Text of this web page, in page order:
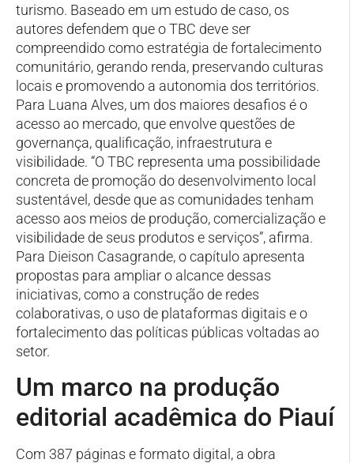
turismo. Baseado em um estudo de caso, os
autores defendem que o TBC deve ser
compreendido como estratégia de fortalecimento
comunitário, gerando renda, preservando culturas
locais e promovendo a autonomia dos territórios.
Para Luana Alves, um dos maiores desafios é o
acesso ao mercado, que envolve questões de
governança, qualificação, infraestrutura e
visibilidade. “O TBC representa uma possibilidade
concreta de promoção do desenvolvimento local
sustentável, desde que as comunidades tenham
acesso aos meios de produção, comercialização e
visibilidade de seus produtos e serviços”, afirma.
Para Dieison Casagrande, o capítulo apresenta
propostas para ampliar o alcance dessas
iniciativas, como a construção de redes
colaborativas, o uso de plataformas digitais e o
fortalecimento das políticas públicas voltadas ao
setor.
Um marco na produção
editorial acadêmica do Piauí
Com 387 páginas e formato digital, a obra